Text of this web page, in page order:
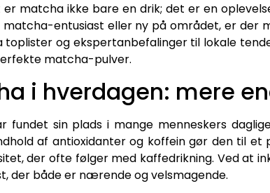
matcha ikke bare en drik; det er en
entusiast eller ny på området, er der
toplister og ekspertanbefalinger til lokale
matcha-pulver.
i hverdagen: mere
fundet sin plads i mange menneskers
af antioxidanter og koffein gør den til
der ofte følger med kaffedrikning. Ved at
der både er nærende og velsmagende.